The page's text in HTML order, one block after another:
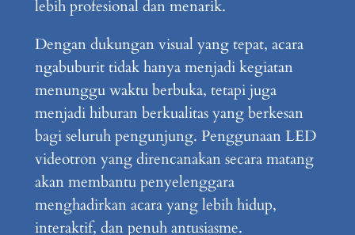
lebih profesional dan menarik.
Dengan dukungan visual yang tepat, acara
ngabuburit tidak hanya menjadi kegiatan
menunggu waktu berbuka, tetapi juga
menjadi hiburan berkualitas yang berkesan
bagi seluruh pengunjung. Penggunaan LED
videotron yang direncanakan secara matang
akan membantu penyelenggara
menghadirkan acara yang lebih hidup,
interaktif, dan penuh antusiasme.